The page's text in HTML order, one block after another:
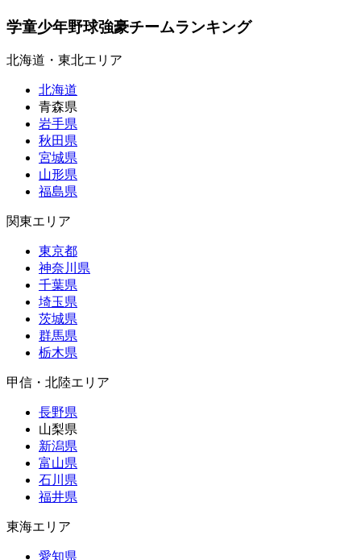
学童少年野球強豪チームランキング
北海道・東北エリア
北海道
青森県
岩手県
秋田県
宮城県
山形県
福島県
関東エリア
東京都
神奈川県
千葉県
埼玉県
茨城県
群馬県
栃木県
甲信・北陸エリア
長野県
山梨県
新潟県
富山県
石川県
福井県
東海エリア
愛知県